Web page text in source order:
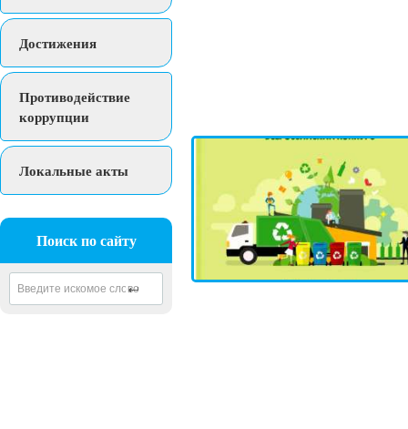
Достижения
Противодействие
коррупции
Локальные акты
Поиск по сайту